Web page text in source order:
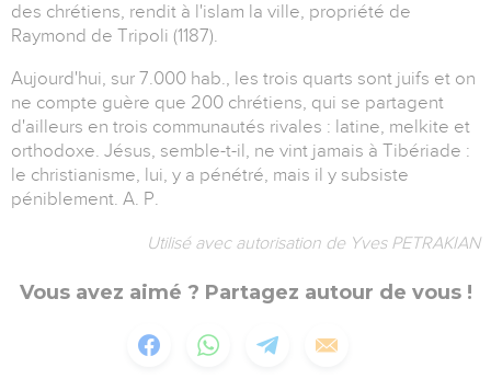
des chrétiens, rendit à l'islam la ville, propriété de
Raymond de Tripoli (1187).
Aujourd'hui, sur 7.000 hab., les trois quarts sont juifs et on
ne compte guère que 200 chrétiens, qui se partagent
d'ailleurs en trois communautés rivales : latine, melkite et
orthodoxe. Jésus, semble-t-il, ne vint jamais à Tibériade :
le christianisme, lui, y a pénétré, mais il y subsiste
péniblement. A. P.
Utilisé avec autorisation de Yves PETRAKIAN
Vous avez aimé ? Partagez autour de vous !